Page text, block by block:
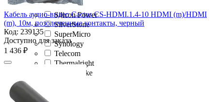
Seasonic
Silicon Power
SilverStone
SuperMicro
Synology
Telecom
Thermalright
Thermaltake
Кабель аудио-видео Cactus CS-HDMI.1.4-10 HDMI (m)/HDMI
(m), 10м, позолоченные контакты, черный
Код: 239135
Доступно для заказа
1 436 ₽